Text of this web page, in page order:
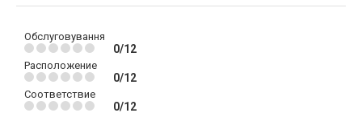
Обслуговування
0/12
Расположение
0/12
Соответствие
0/12